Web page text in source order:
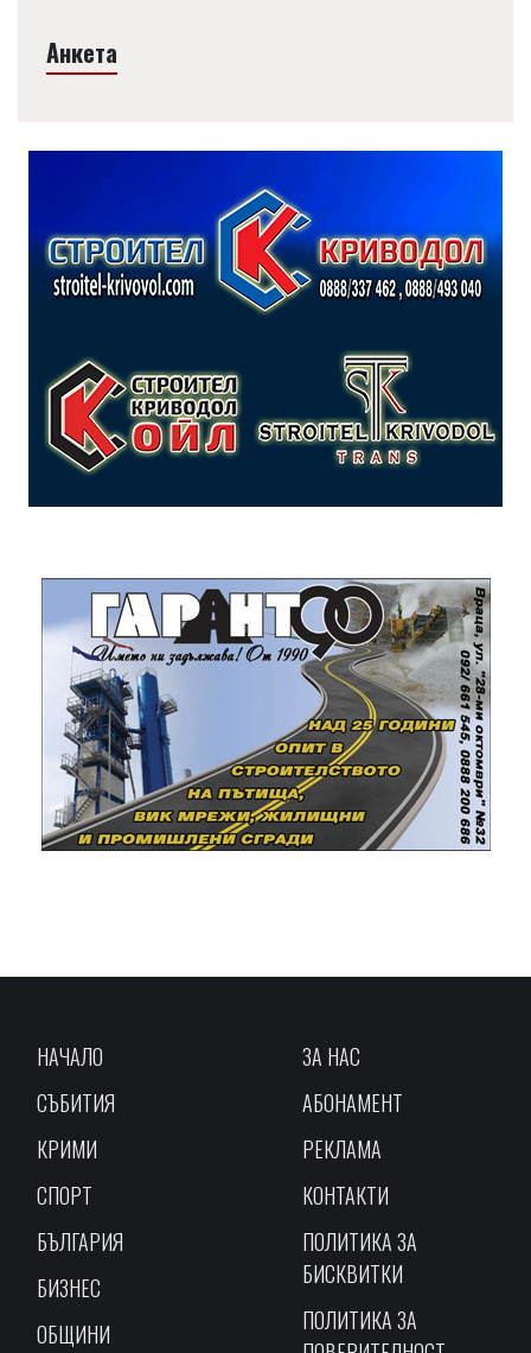
Анкета
НАЧАЛО
СЪБИТИЯ
КРИМИ
СПОРТ
БЪЛГАРИЯ
БИЗНЕС
ОБЩИНИ
ЗА НАС
АБОНАМЕНТ
РЕКЛАМА
КОНТАКТИ
ПОЛИТИКА ЗА
БИСКВИТКИ
ПОЛИТИКА ЗА